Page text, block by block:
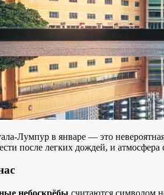
Лумпур в январе — это
после легких дождей, и
небоскрёбы считаются символом